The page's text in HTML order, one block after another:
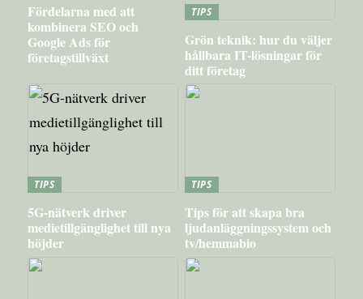
Fördelarna med att
kombinera SEO och
Google Ads för
företagstillväxt
TIPS
Grön teknik: hur du väljer
hållbara IT-lösningar för
ditt företag
TIPS
5G-nätverk driver
medietillgänglighet till nya
höjder
TIPS
Tips för att skapa bra
ljudanläggningssystem och
tv/hemmabio